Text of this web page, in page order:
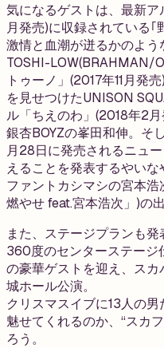
気になるゲストは、最新
月発売)に収録されている
激情と血潮が迸るかのよ
TOSHI-LOW(BRAHMAN/
トゥーノ」(2017年11月発
を見せつけたUNISON
ル「ちえのわ」(2018年2
銀杏BOYZの峯田和伸。そ
月28日に発売されるニュ
えることを発表するやい
ファントカシマシの宮本
燃やせ feat.宮本浩次」)の出
また、ステージプランも
360度のセンターステージ
の豪華ゲストを迎え、スカ
城ホール公演。
クリスマスイブに13人の
魅せてくれるのか、“スカ
ろう。